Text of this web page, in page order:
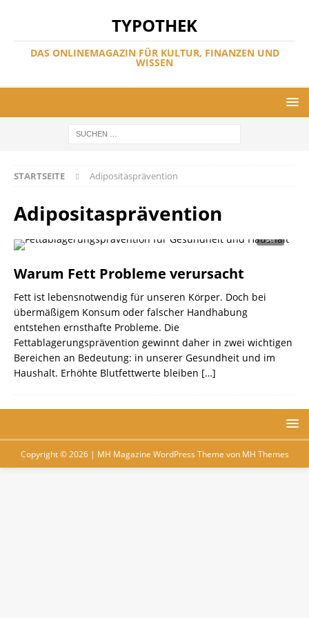
TYPOTHEK
DAS ONLINEMAGAZIN FÜR KULTUR, FINANZEN UND
WISSEN
STARTSEITE Adipositasprävention
Adipositasprävention
Warum Fett Probleme verursacht
Fett ist lebensnotwendig für unseren Körper. Doch bei
übermäßigem Konsum oder falscher Handhabung
entstehen ernsthafte Probleme. Die
Fettablagerungsprävention gewinnt daher in zwei wichtigen
Bereichen an Bedeutung: in unserer Gesundheit und im
Haushalt. Erhöhte Blutfettwerte bleiben […]
Copyright © 2026 | MH Magazine WordPress Theme von MH Themes